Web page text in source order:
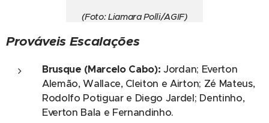
(Foto: Liamara Polli/AGIF)
Prováveis Escalações
Brusque (Marcelo Cabo): Jordan; Everton
Alemão, Wallace, Cleiton e Airton; Zé Mateus,
Rodolfo Potiguar e Diego Jardel; Dentinho,
Everton Bala e Fernandinho.